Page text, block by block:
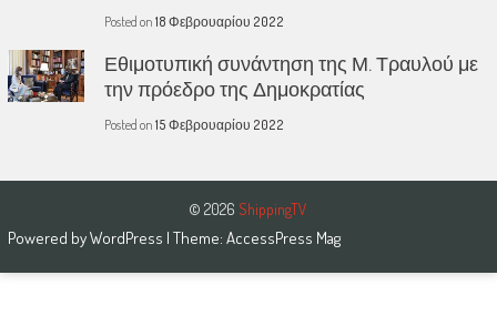
Posted on 18 Φεβρουαρίου 2022
Εθιμοτυπική συνάντηση της Μ. Τραυλού με
την πρόεδρο της Δημοκρατίας
Posted on 15 Φεβρουαρίου 2022
© 2026 ShippingTV
Powered byWordPress | Theme: AccessPress Mag